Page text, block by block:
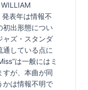
WILLIAM
表年は情報不
初出形態につい
ャズ・スタンダ
通している点に
は一般にはミ
すが、本曲が同
かは情報不明で